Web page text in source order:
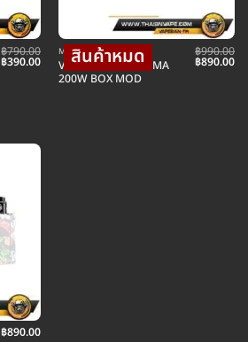
฿790.00
Original
price
฿390.00Current
price
MOD บุหรี่ไฟฟ้าม็อดบ๊อก
VAPOR STORM PUMA
200W BOX MOD
฿990.00
Original
price
฿890.00
฿890.00